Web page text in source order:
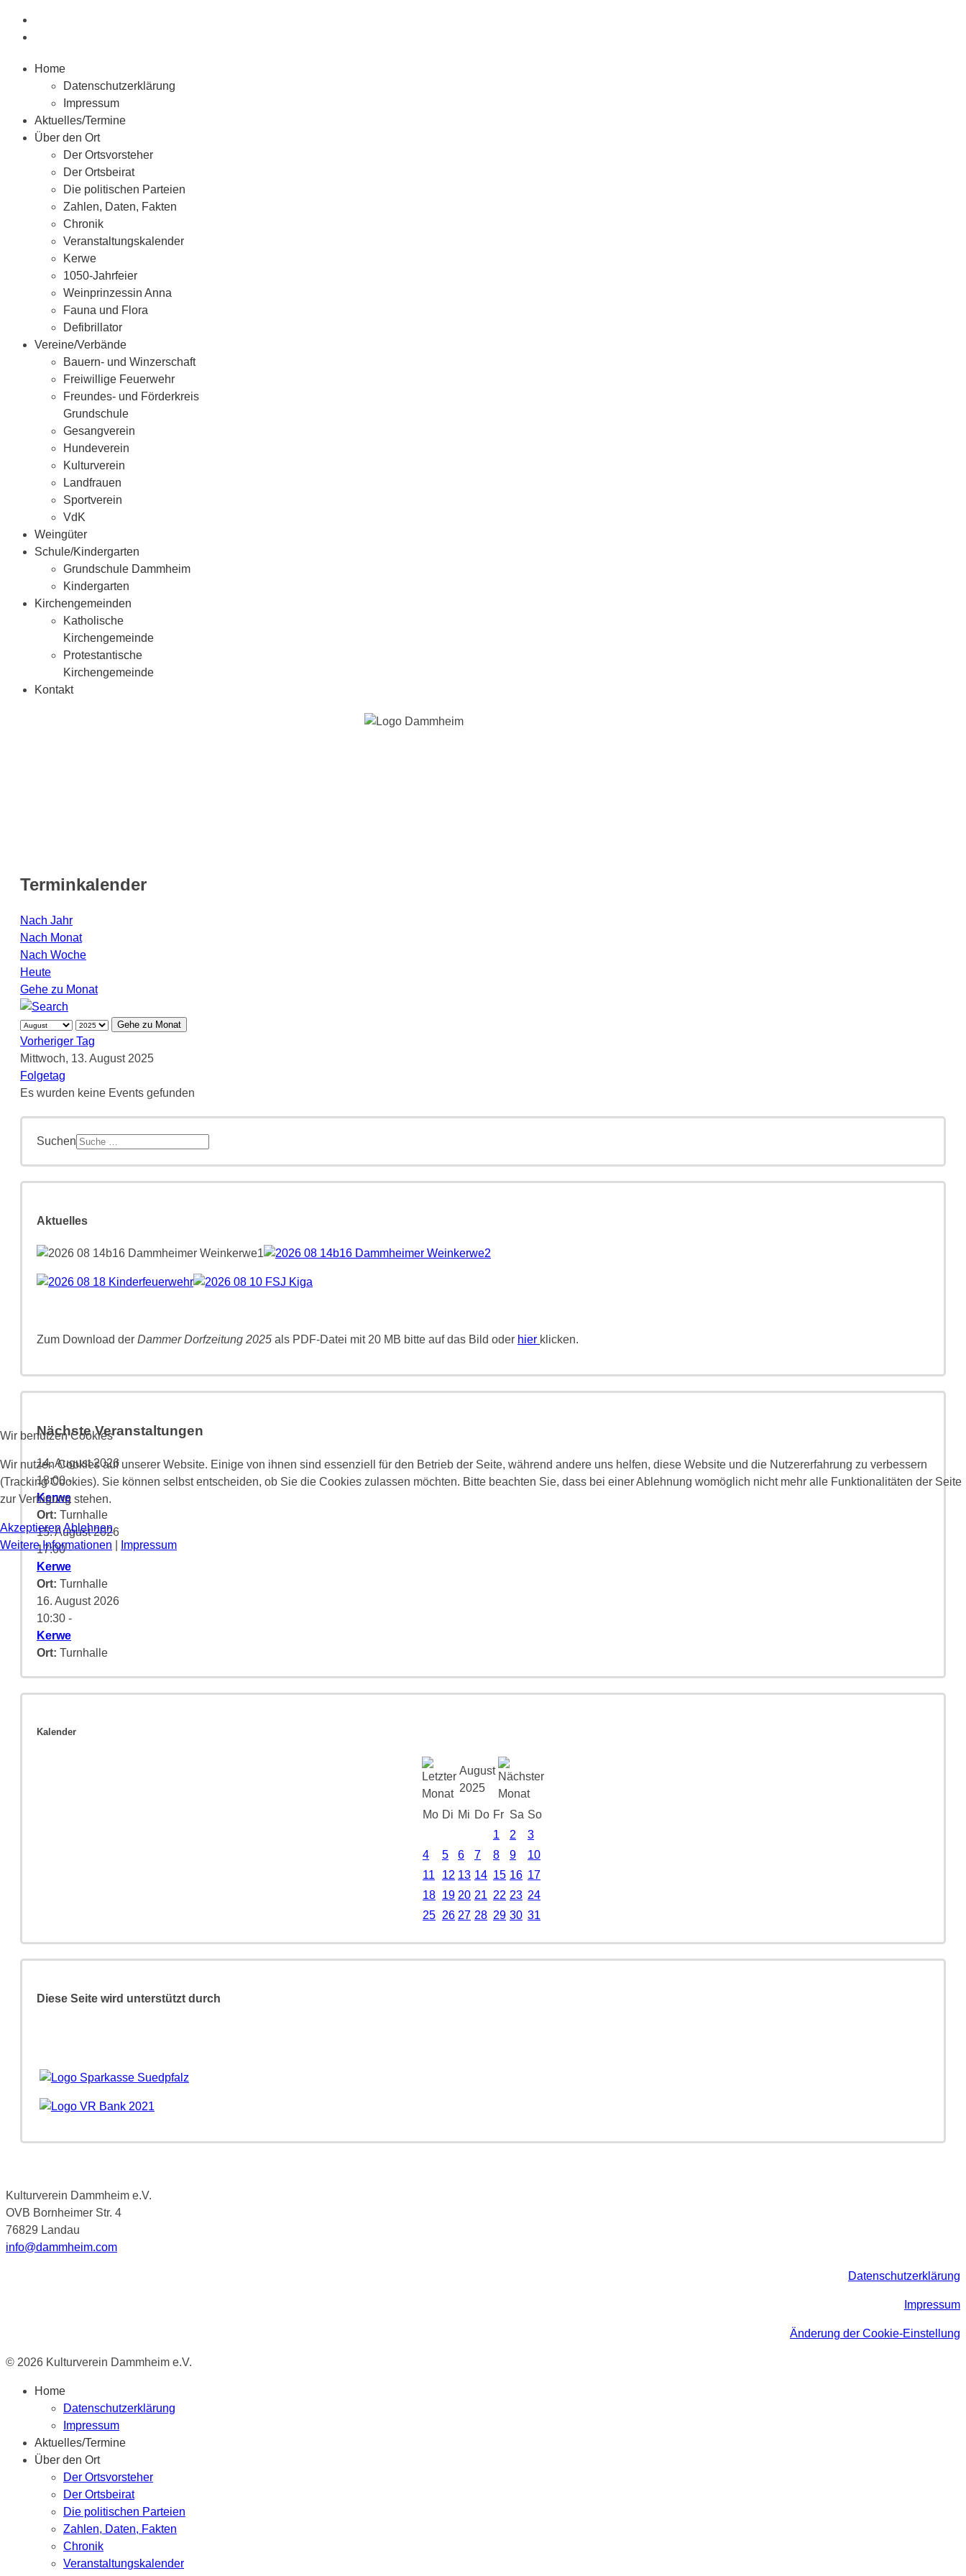
Home
Datenschutzerklärung
Impressum
Aktuelles/Termine
Über den Ort
Der Ortsvorsteher
Der Ortsbeirat
Die politischen Parteien
Zahlen, Daten, Fakten
Chronik
Veranstaltungskalender
Kerwe
1050-Jahrfeier
Weinprinzessin Anna
Fauna und Flora
Defibrillator
Vereine/Verbände
Bauern- und Winzerschaft
Freiwillige Feuerwehr
Freundes- und Förderkreis
Grundschule
Gesangverein
Hundeverein
Kulturverein
Landfrauen
Sportverein
VdK
Weingüter
Schule/Kindergarten
Grundschule Dammheim
Kindergarten
Kirchengemeinden
Katholische
Kirchengemeinde
Protestantische
Kirchengemeinde
Kontakt
Terminkalender
Nach Jahr
Nach Monat
Nach Woche
Heute
Gehe zu Monat
Gehe zu Monat
Vorheriger Tag
Mittwoch, 13. August 2025
Folgetag
Es wurden keine Events gefunden
Suchen
Aktuelles
Zum Download der Dammer Dorfzeitung 2025 als PDF-Datei mit 20 MB bitte auf das Bild oder hier klicken.
Nächste Veranstaltungen
14. August 2026
18:00-
Kerwe
Ort: Turnhalle
15. August 2026
17:00-
Kerwe
Ort: Turnhalle
16. August 2026
10:30 -
Kerwe
Ort: Turnhalle
Kalender
August
2025
Mo Di Mi Do Fr Sa So
1
2
3
4
5 6 7 8 9
10
11
12 13 14 15 16 17
18 19 20 21 22 23 24
25 26 27 28 29 30 31
Diese Seite wird unterstützt durch
Kulturverein Dammheim e.V.
OVB Bornheimer Str. 4
76829 Landau
info@dammheim.com
Datenschutzerklärung
Impressum
Änderung der Cookie-Einstellung
© 2026 Kulturverein Dammheim e.V.
Home
Datenschutzerklärung
Impressum
Aktuelles/Termine
Über den Ort
Der Ortsvorsteher
Der Ortsbeirat
Die politischen Parteien
Zahlen, Daten, Fakten
Chronik
Veranstaltungskalender
Wir benutzen Cookies
Wir nutzen Cookies auf unserer Website. Einige von ihnen sind essenziell für den Betrieb der Seite, während andere uns helfen, diese Website und die Nutzererfahrung zu verbessern
(Tracking Cookies). Sie können selbst entscheiden, ob Sie die Cookies zulassen möchten. Bitte beachten Sie, dass bei einer Ablehnung womöglich nicht mehr alle Funktionalitäten der Seite
zur Verfügung stehen.
Akzeptieren Ablehnen
Weitere Informationen
Impressum